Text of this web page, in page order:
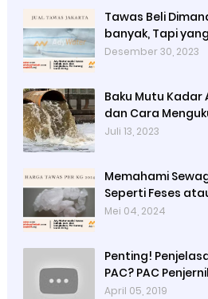
Tawas Beli
banyak, Tapi
Kami
Desember 30, 2023
Baku Mutu Kadar
dan Cara
Juli 13, 2023
Memahami
Seperti Feses
dan Pabrik
Mei 04, 2024
Penting!
PAC? PAC
Water | 0821 4000
April 05, 2019